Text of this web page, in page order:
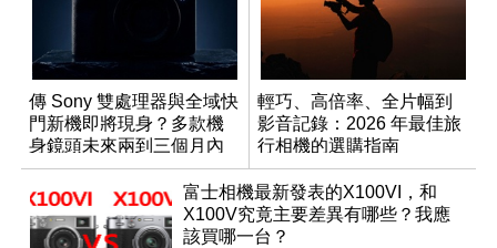
傳 Sony 雙處理器與全域快
門新機即將現身？多款機
身鏡頭未來兩到三個月內
有望登場
輕巧、高倍率、全片幅到
影音記錄：2026 年最佳旅
行相機的選購指南
富士相機最新發表的X100VI，和
X100V究竟主要差異有哪些？我應
該買哪一台？